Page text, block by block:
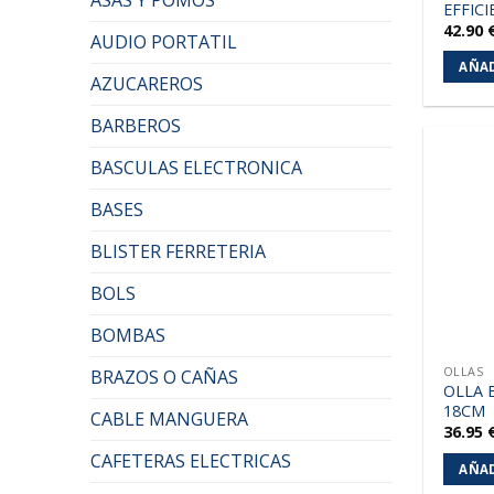
AUDIO PORTATIL
AZUCAREROS
BARBEROS
BASCULAS ELECTRONICA
BASES
BLISTER FERRETERIA
BOLS
BOMBAS
BRAZOS O CAÑAS
CABLE MANGUERA
CAFETERAS ELECTRICAS
42.90
OLLAS
OLLA
18CM
36.95